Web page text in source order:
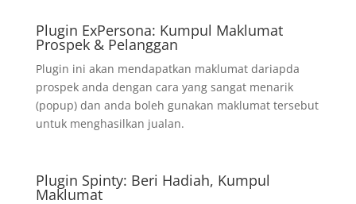
Plugin ExPersona: Kumpul Maklumat
Prospek & Pelanggan
Plugin ini akan mendapatkan maklumat dariapda
prospek anda dengan cara yang sangat menarik
(popup) dan anda boleh gunakan maklumat tersebut
untuk menghasilkan jualan.
Plugin Spinty: Beri Hadiah, Kumpul
Maklumat